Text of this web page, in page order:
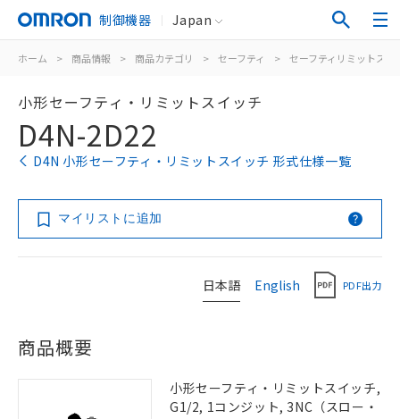
制御機器 Japan
ホーム > 商品情報 > 商品カテゴリ > セーフティ > セーフティリミットスイ
小形セーフティ・リミットスイッチ
D4N-2D22
D4N 小形セーフティ・リミットスイッチ 形式仕様一覧
マイリストに追加
日本語 English PDF出力
商品概要
小形セーフティ・リミットスイッチ,
G1/2, 1コンジット, 3NC（スロー・